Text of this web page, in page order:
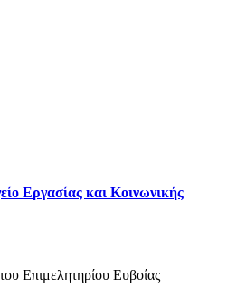
Εργασίας και Κοινωνικής
Επιμελητηρίου Ευβοίας